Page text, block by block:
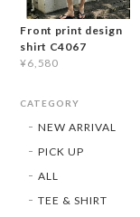
Front print design
shirt C4067
¥6,580
CATEGORY
NEW ARRIVAL
PICK UP
ALL
TEE & SHIRT